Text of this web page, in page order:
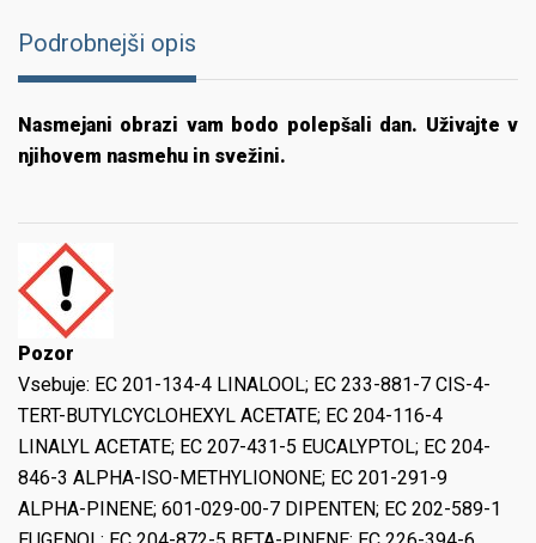
Podrobnejši opis
Nasmejani obrazi vam bodo polepšali dan. Uživajte v
njihovem nasmehu in svežini.
Pozor
Vsebuje: EC 201-134-4 LINALOOL; EC 233-881-7 CIS-4-
TERT-BUTYLCYCLOHEXYL ACETATE; EC 204-116-4
LINALYL ACETATE; EC 207-431-5 EUCALYPTOL; EC 204-
846-3 ALPHA-ISO-METHYLIONONE; EC 201-291-9
ALPHA-PINENE; 601-029-00-7 DIPENTEN; EC 202-589-1